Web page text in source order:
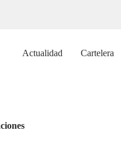
Actualidad Cartelera